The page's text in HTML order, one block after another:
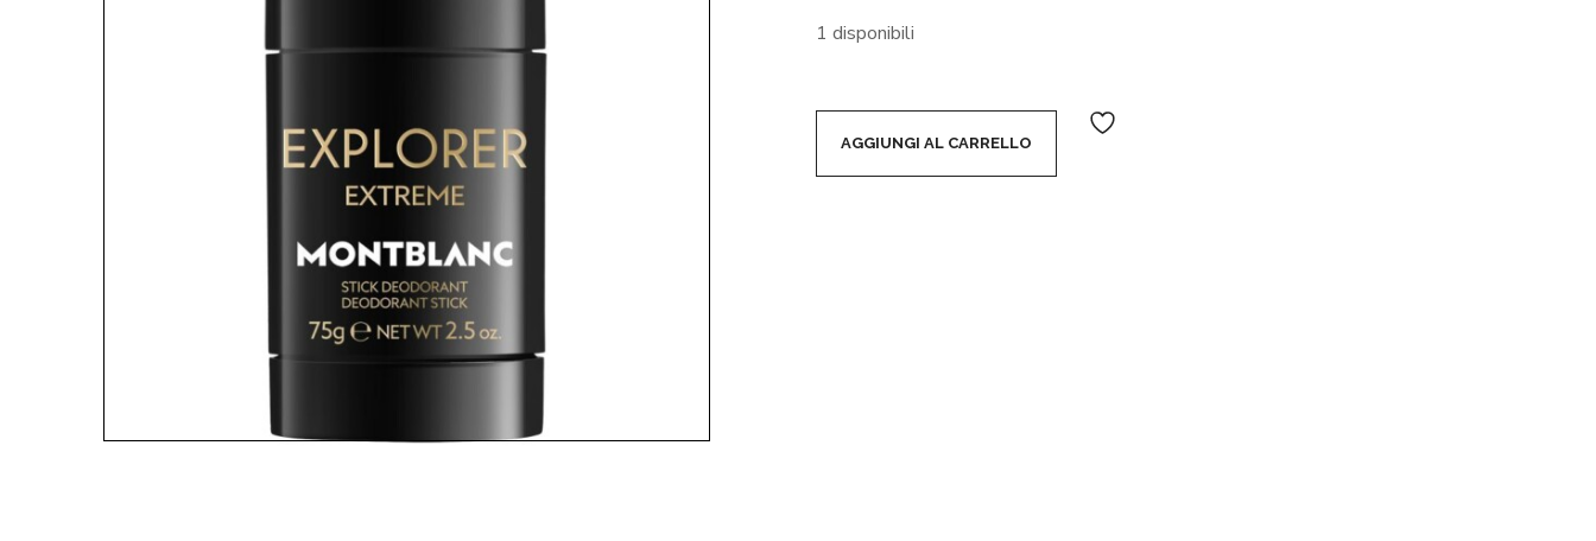
1 disponibili
AGGIUNGI AL CARRELLO